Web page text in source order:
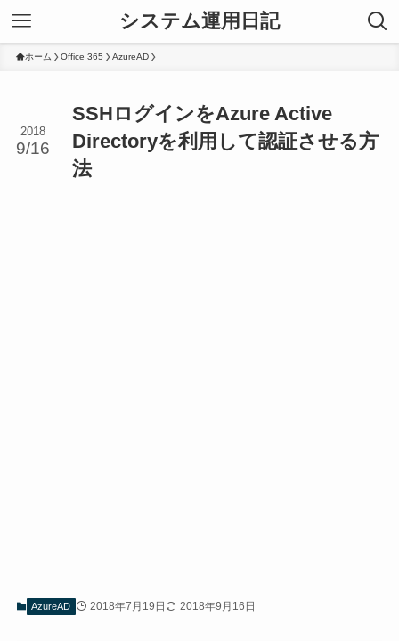
システム運用日記
ホーム Office 365 AzureAD
SSHログインをAzure Active
Directoryを利用して認証させる方
法
2018
9/16
AzureAD 2018年7月19日 2018年9月16日